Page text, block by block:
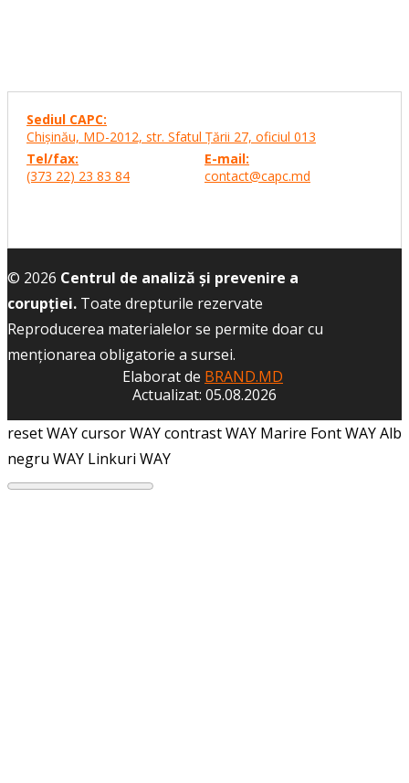
Sediul CAPC:
Chişinău, MD-2012, str. Sfatul Ţării 27, oficiul 013
Tel/fax:
(373 22) 23 83 84
E-mail:
contact@capc.md
© 2026 Centrul de analiză și prevenire a
corupției. Toate drepturile rezervate
Reproducerea materialelor se permite doar cu
menţionarea obligatorie a sursei.
Elaborat de BRAND.MD
Actualizat: 05.08.2026
reset WAYcursor WAYcontrast WAY Marire Font WAYAlb
negru WAY Linkuri WAY